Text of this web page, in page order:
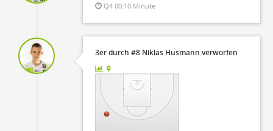
Q4 00:10 Minute
3er durch #8 Niklas Husmann verworfen